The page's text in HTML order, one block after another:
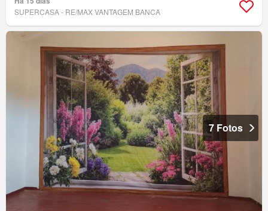
SUPERCASA - RE/MAX VANTAGEM BANCA
7 Fotos